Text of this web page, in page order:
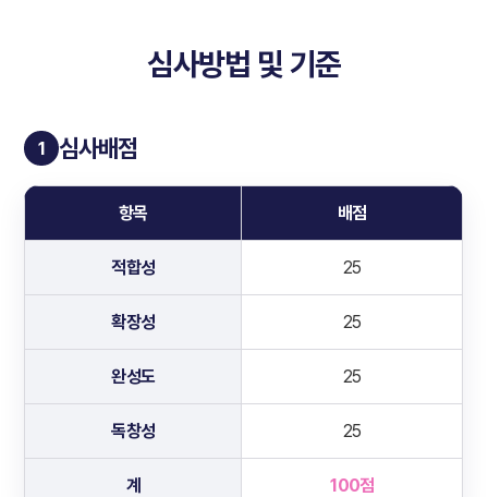
심사방법 및 기준
1 심사배점
항목 배점
적합성 25
확장성 25
완성도 25
독창성 25
계 100점